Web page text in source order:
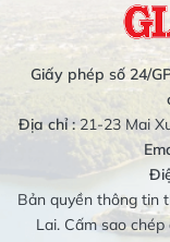
Giấy phép số 24/
Địa chỉ :21-23 Mai
Bản quyền thông tin
Lai. Cấm sao